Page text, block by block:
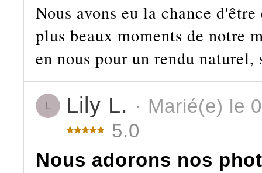
Nous avons eu la chance
plus beaux moments de notre
en nous pour un rendu naturel,
L Lily L. · Marié(e) le
5.0
Nous adorons nos